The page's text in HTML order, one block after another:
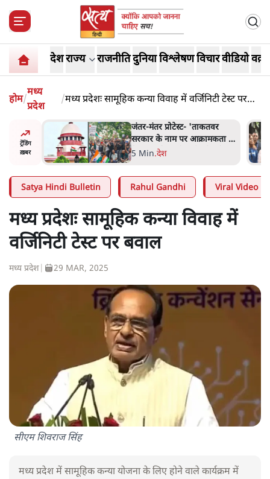
देशराज्य राजनीतिदुनियाविश्लेषणविचारवीडियो
होम/
मध्य
प्रदेश
/मध्य प्रदेशः सामूहिक कन्या विवाह में वर्जिनिटी टेस्ट पर
ट्रेंडिंग
ख़बर
से
जंतर-मंतर प्रोटेस्ट- 'ताकतवर
सरकार के नाम पर आक्रामकता न
दिखाए पुलिस, जेन जी को सुने':
5 Min.देश
Satya Hindi Bulletin Rahul Gandhi Viral Video
मध्य प्रदेशः सामूहिक कन्या विवाह में
वर्जिनिटी टेस्ट पर बवाल
मध्य प्रदेश 29 MAR, 2025
सीएम शिवराज सिंह
मध्य प्रदेश में सामूहिक कन्या योजना के लिए होने वाले कार्यक्रम में